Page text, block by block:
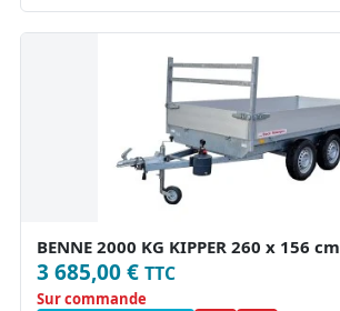
BENNE 2000 KG KIPPER 260 x 156 cm
3 685,00 € TTC
Sur commande